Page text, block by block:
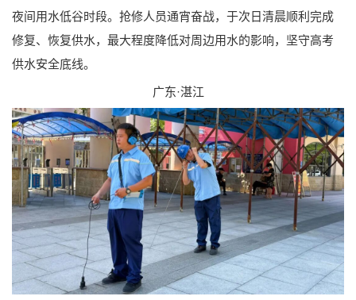
夜间用水低谷时段。抢修人员通宵奋战，于次日清晨顺利完成
修复、恢复供水，最大程度降低对周边用水的影响，坚守高考
供水安全底线。
广东·湛江